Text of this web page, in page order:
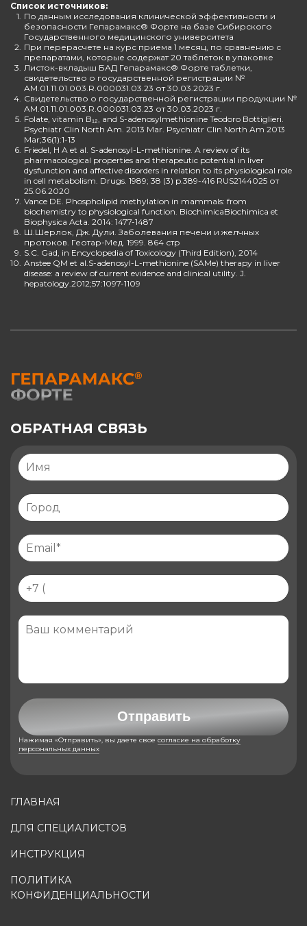
Список источников:
1. По данным исследования клинической эффективности и
безопасности Гепарамакс® Форте на базе Сибирского
Государственного медицинского университета
2. При перерасчете на курс приема 1 месяц, по сравнению с
препаратами, которые содержат 20 таблеток в упаковке
3. Листок-вкладыш БАД Гепарамакс® Форте таблетки,
свидетельство о государственной регистрации №
AM.01.11.01.003.R.000031.03.23 от 30.03.2023 г.
4. Свидетельство о государственной регистрации продукции №
AM.01.11.01.003.R.000031.03.23 от 30.03.2023 г.
5. Folate, vitamin B₁₂, and S-adenosylmethionine Teodoro Bottiglieri.
Psychiatr Clin North Am. 2013 Mar. Psychiatr Clin North Am 2013
Mar;36(1):1-13
6. Friedel, H A et al. S-adenosyl-L-methionine. A review of its
pharmacological properties and therapeutic potential in liver
dysfunction and affective disorders in relation to its physiological role
in cell metabolism. Drugs. 1989; 38 (3) p.389-416 RUS2144025 от
25.06.2020
7. Vance DE. Phospholipid methylation in mammals: from
biochemistry to physiological function. BiochimicaBiochimica et
Biophysica Acta. 2014: 1477-1487
8. Ш.Шерлок, Дж. Дули. Заболевания печени и желчных
протоков. Геотар-Мед. 1999. 864 стр
9. S.C. Gad, in Encyclopedia of Toxicology (Third Edition), 2014
10. Anstee QM et al.S-adenosyl-L-methionine (SAMe) therapy in liver
disease: a review of current evidence and clinical utility. J.
hepatology.2012;57:1097-1109
ГЛАВНАЯ
ДЛЯ СПЕЦИАЛИСТОВ
ИНСТРУКЦИЯ
ПОЛИТИКА
КОНФИДЕНЦИАЛЬНОСТИ
ОБРАТНАЯ СВЯЗЬ
Отправить
Нажимая «Отправить», вы даете свое согласие на обработку
персональных данных